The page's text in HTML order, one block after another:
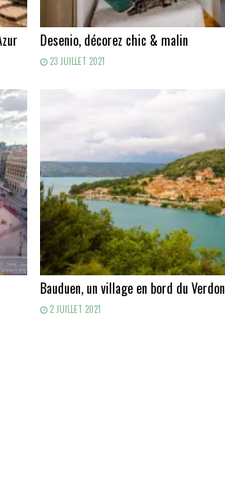
Desenio, décorez chic & malin
23 JUILLET 2021
Bauduen, un village en bord du Verdon
2 JUILLET 2021